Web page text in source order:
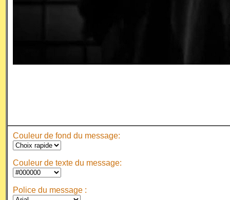
Couleur de fond du message:
Couleur de texte du message:
Police du message :